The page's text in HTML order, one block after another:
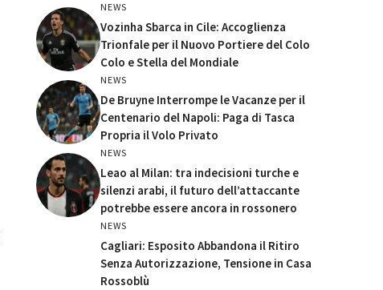
NEWS
Vozinha Sbarca in Cile: Accoglienza
Trionfale per il Nuovo Portiere del Colo
Colo e Stella del Mondiale
NEWS
De Bruyne Interrompe le Vacanze per il
Centenario del Napoli: Paga di Tasca
Propria il Volo Privato
NEWS
Leao al Milan: tra indecisioni turche e
silenzi arabi, il futuro dell’attaccante
potrebbe essere ancora in rossonero
NEWS
Cagliari: Esposito Abbandona il Ritiro
Senza Autorizzazione, Tensione in Casa
Rossoblù